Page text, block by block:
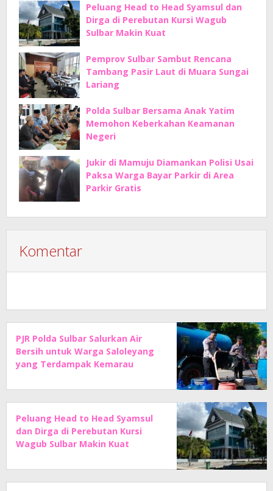
Peluang Head to Head Syamsul dan
Dirga di Perebutan Kursi Wagub
Sulbar Makin Kuat
Pemprov Sulbar Sambut Rencana
Tambang Pasir Laut di Muara Sungai
Lariang
Polda Sulbar Bersama Anak Yatim
Memohon Keberkahan Keamanan
Negeri
Jukir di Mamuju Diamankan Polisi Usai
Paksa Warga Bayar Parkir di Area
Parkir Gratis
Komentar
PJR Polda Sulbar Salurkan Air
Bersih untuk Warga Saloleyang
yang Terdampak Kemarau
Peluang Head to Head Syamsul
dan Dirga di Perebutan Kursi
Wagub Sulbar Makin Kuat